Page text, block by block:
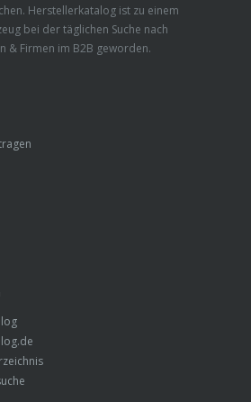
Herstellerkatalog ist zu einem
bei der täglichen Suche nach
& Firmen im B2B geworden.